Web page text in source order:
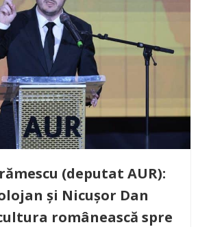
(deputat AUR):
și Nicușor Dan
românească spre